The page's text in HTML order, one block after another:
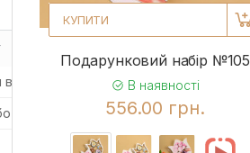
меді - 8,5 см воскова свічка
в меді
КУПИТИ
Подарунковий набір №105
В наявності
556.00 грн.